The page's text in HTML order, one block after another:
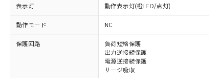
表示灯 動作表示灯(橙LED/点灯)
動作モード NC
保護回路
負荷短絡保護
出力逆接続保護
電源逆接続保護
サージ吸収
※1 対応状況
対応済み：EU RoHS指令（10物質）の
非含有に対応した製品が提供可能な商品で